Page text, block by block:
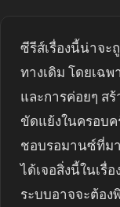
ซีรีส์เรื่องนี้น่าจ
ทางเดิม โดยเฉ
และการค่อยๆ ส
ขัดแย้งในครอบ
ชอบรอมานซ์ที่ม
ได้เจอสิ่งนี้ในเรื่
ระบบอาจจะต้อ